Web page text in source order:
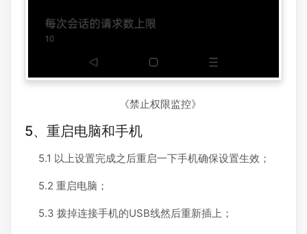
《禁止权限监控》
5、重启电脑和手机
5.1 以上设置完成之后重启一下手机确保设置生效；
5.2 重启电脑；
5.3 拨掉连接手机的USB线然后重新插上；